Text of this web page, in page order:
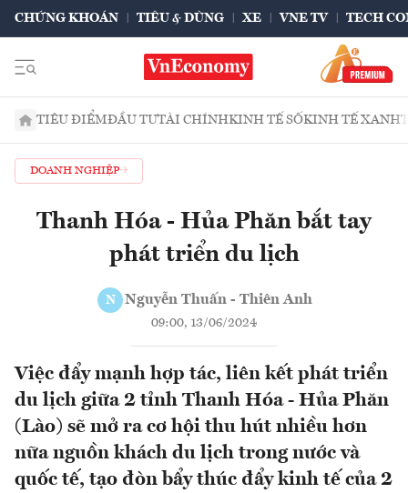
CHỨNG KHOÁN TIÊU & DÙNG XE VNE TV TECH
TIÊU ĐIỂMĐẦU TƯTÀI CHÍNHKINH TẾ SỐKINH TẾ XANH
DOANH NGHIỆP
Thanh Hóa - Hủa Phăn bắt tay
phát triển du lịch
N Nguyễn Thuấn - Thiên Anh
09:00, 13/06/2024
Việc đẩy mạnh hợp tác, liên kết phát triển
du lịch giữa 2 tỉnh Thanh Hóa - Hủa Phăn
(Lào) sẽ mở ra cơ hội thu hút nhiều hơn
nữa nguồn khách du lịch trong nước và
quốc tế, tạo đòn bẩy thúc đẩy kinh tế của 2